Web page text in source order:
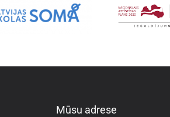
Mūsu adrese